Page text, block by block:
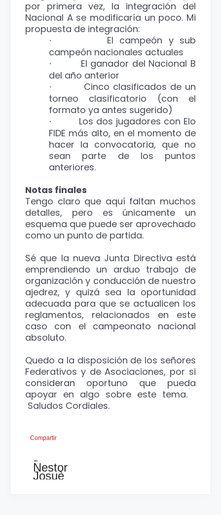
por primera vez, la integración del
Nacional A se modificaría un poco. Mi
propuesta de integración:
·
El campeón y sub
campeón nacionales actuales
·
El ganador del Nacional B
del año anterior
·
Cinco clasificados de un
torneo clasificatorio (con el
formato ya antes sugerido)
·
Los dos jugadores con Elo
FIDE más alto, en el momento de
hacer la convocatoria, que no
sean parte de los puntos
anteriores.
Notas finales
Tengo claro que aquí faltan muchos
detalles, pero es únicamente un
esquema que puede ser aprovechado
como un punto de partida.
Sé que la nueva Junta Directiva está
emprendiendo un arduo trabajo de
organización y conducción de nuestro
ajedrez, y quizá sea la oportunidad
adecuada para que se actualicen los
reglamentos, relacionados en este
caso con el campeonato nacional
absoluto.
Quedo a la disposición de los señores
Federativos y de Asociaciones, por si
consideran oportuno que pueda
apoyar en algo sobre este tema.
Saludos Cordiales.
Compartir
←
Nestor
Josuè